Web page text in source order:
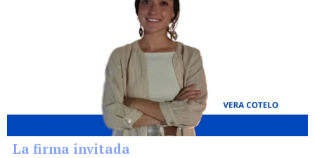
La firma invitada